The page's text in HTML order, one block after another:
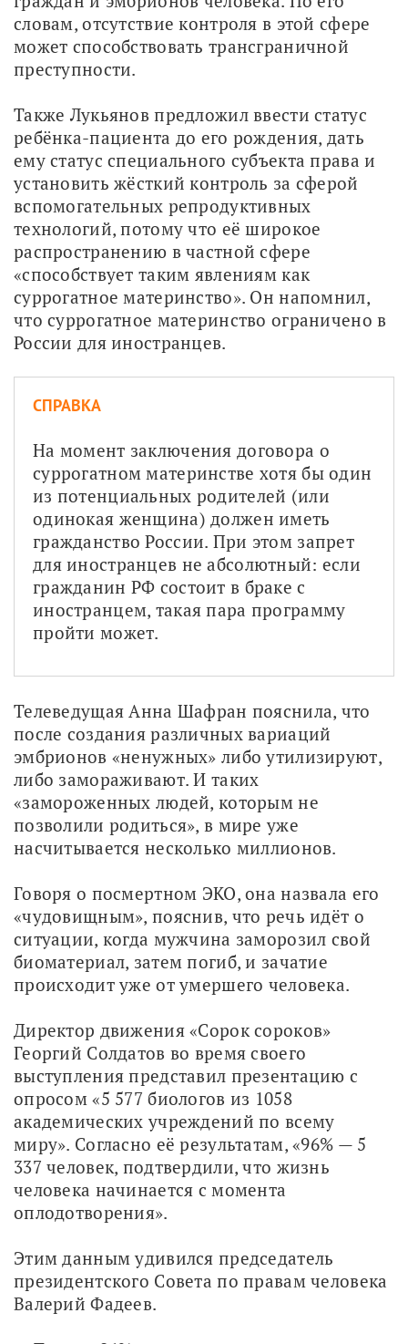
словам, отсутствие контроля в этой сфере
может способствовать трансграничной
преступности.
Также Лукьянов предложил ввести статус
ребёнка-пациента до его рождения, дать
ему статус специального субъекта права и
установить жёсткий контроль за сферой
вспомогательных репродуктивных
технологий, потому что её широкое
распространению в частной сфере
«способствует таким явлениям как
суррогатное материнство». Он напомнил,
что суррогатное материнство ограничено в
России для иностранцев.
СПРАВКА
На момент заключения договора о
суррогатном материнстве хотя бы один
из потенциальных родителей (или
одинокая женщина) должен иметь
гражданство России. При этом запрет
для иностранцев не абсолютный: если
гражданин РФ состоит в браке с
иностранцем, такая пара программу
пройти может.
Телеведущая Анна Шафран пояснила, что
после создания различных вариаций
эмбрионов «ненужных» либо утилизируют,
либо замораживают. И таких
«замороженных людей, которым не
позволили родиться», в мире уже
насчитывается несколько миллионов.
Говоря о посмертном ЭКО, она назвала его
«чудовищным», пояснив, что речь идёт о
ситуации, когда мужчина заморозил свой
биоматериал, затем погиб, и зачатие
происходит уже от умершего человека.
Директор движения «Сорок сороков»
Георгий Солдатов во время своего
выступления представил презентацию с
опросом «5 577 биологов из 1058
академических учреждений по всему
миру». Согласно её результатам, «96% — 5
337 человек, подтвердили, что жизнь
человека начинается с момента
оплодотворения».
Этим данным удивился председатель
президентского Совета по правам человека
Валерий Фадеев.